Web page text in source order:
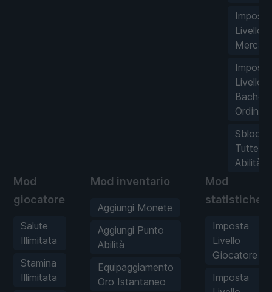
Imposta
Livello
Imposta
Livello
Ordini
Sblocca
Tutte le
Abilità
Mod
giocatore
Salute
Illimitata
Stamina
Illimitata
Mod inventario
Aggiungi Monete
Aggiungi Punto
Abilità
Equipaggiamento
Oro Istantaneo
Mod
statistiche
Imposta
Livello
Giocatore
Imposta